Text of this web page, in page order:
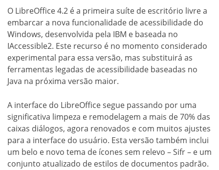
O LibreOffice 4.2 é a primeira suíte de escritório livre a
embarcar a nova funcionalidade de acessibilidade do
Windows, desenvolvida pela IBM e baseada no
IAccessible2. Este recurso é no momento considerado
experimental para essa versão, mas substituirá as
ferramentas legadas de acessibilidade baseadas no
Java na próxima versão maior.
A interface do LibreOffice segue passando por uma
significativa limpeza e remodelagem a mais de 70% das
caixas diálogos, agora renovados e com muitos ajustes
para a interface do usuário. Esta versão também inclui
um belo e novo tema de ícones sem relevo – Sifr – e um
conjunto atualizado de estilos de documentos padrão.